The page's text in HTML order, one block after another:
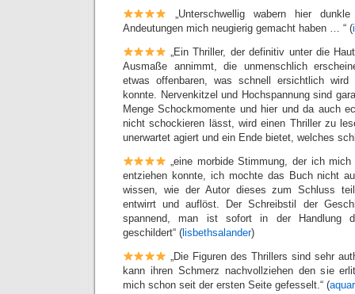
„Unterschwellig wabern hier
Andeutungen mich neugierig gemacht haben … “ (
„Ein Thriller, der definitiv unter die
Ausmaße annimmt, die unmenschlich
etwas offenbaren, was schnell ersichtlich wird
konnte. Nervenkitzel und Hochspannung sind
Menge Schockmomente und hier und da auch
nicht schockieren lässt, wird einen Thriller zu
unerwartet agiert und ein Ende bietet, welches
„eine morbide Stimmung, der ich
entziehen konnte, ich mochte das Buch nicht
wissen, wie der Autor dieses zum Schluss
entwirrt und auflöst. Der Schreibstil der
spannend, man ist sofort in der Handlung
geschildert“ (lisbethsalander)
„Die Figuren des Thrillers sind sehr
kann ihren Schmerz nachvollziehen den sie
mich schon seit der ersten Seite gefesselt.“ (